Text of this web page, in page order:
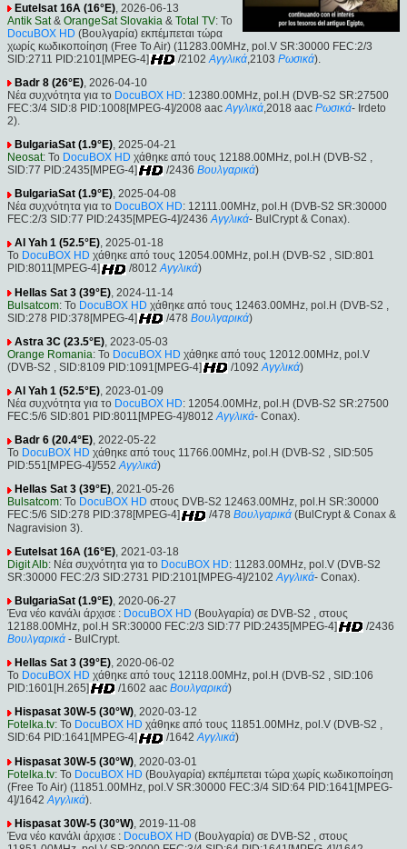
Eutelsat 16A (16°E) , 2026-06-13
Antik Sat& OrangeSat Slovakia & Total TV: Το
DocuBOX HD (Βουλγαρία) εκπέμπεται τώρα
χωρίς κωδικοποίηση (Free To Air) (11283.00MHz, pol.V SR:30000 FEC:2/3
SID:2711 PID:2101[MPEG-4]
/2102 Αγγλικά ,2103 Ρωσικά).
Badr 8 (26°E), 2026-04-10
Νέα συχνότητα για το DocuBOX HD: 12380.00MHz, pol.H (DVB-S2 SR:27500
FEC:3/4 SID:8 PID:1008[MPEG-4]/2008 aac Αγγλικά,2018 aac Ρωσικά- Irdeto
2).
BulgariaSat (1.9°E), 2025-04-21
Neosat: Το DocuBOX HD χάθηκε από τους 12188.00MHz, pol.H (DVB-S2 ,
SID:77 PID:2435[MPEG-4]
/2436 Βουλγαρικά)
BulgariaSat (1.9°E), 2025-04-08
Νέα συχνότητα για το DocuBOX HD: 12111.00MHz, pol.H (DVB-S2 SR:30000
FEC:2/3 SID:77 PID:2435[MPEG-4]/2436 Αγγλικά- BulCrypt & Conax).
Al Yah 1 (52.5°E), 2025-01-18
Το DocuBOX HD χάθηκε από τους 12054.00MHz, pol.H (DVB-S2 , SID:801
PID:8011[MPEG-4]
/8012 Αγγλικά)
Hellas Sat 3 (39°E) , 2024-11-14
Bulsatcom: Το DocuBOX HD χάθηκε από τους 12463.00MHz, pol.H (DVB-S2 ,
SID:278 PID:378[MPEG-4]
/478 Βουλγαρικά)
Astra 3C (23.5°E), 2023-05-03
Orange Romania: Το DocuBOX HD χάθηκε από τους 12012.00MHz, pol.V
(DVB-S2 , SID:8109 PID:1091[MPEG-4]
/1092 Αγγλικά)
Al Yah 1 (52.5°E), 2023-01-09
Νέα συχνότητα για το DocuBOX HD: 12054.00MHz, pol.H (DVB-S2 SR:27500
FEC:5/6 SID:801 PID:8011[MPEG-4]/8012 Αγγλικά- Conax).
Badr 6 (20.4°E), 2022-05-22
Το DocuBOX HD χάθηκε από τους 11766.00MHz, pol.H (DVB-S2 , SID:505
PID:551[MPEG-4]/552 Αγγλικά)
Hellas Sat 3 (39°E), 2021-05-26
Bulsatcom: Το DocuBOX HD στους DVB-S2 12463.00MHz, pol.H SR:30000
FEC:5/6 SID:278 PID:378[MPEG-4]
/478 Βουλγαρικά (BulCrypt & Conax &
Nagravision 3).
Eutelsat 16A (16°E) , 2021-03-18
Digit Alb: Νέα συχνότητα για το DocuBOX HD: 11283.00MHz, pol.V (DVB-S2
SR:30000 FEC:2/3 SID:2731 PID:2101[MPEG-4]/2102 Αγγλικά- Conax).
BulgariaSat (1.9°E) , 2020-06-27
Ένα νέο κανάλι άρχισε : DocuBOX HD (Βουλγαρία) σε DVB-S2 , στους
12188.00MHz, pol.H SR:30000 FEC:2/3 SID:77 PID:2435[MPEG-4]
/2436
Βουλγαρικά - BulCrypt.
Hellas Sat 3 (39°E), 2020-06-02
Το DocuBOX HD χάθηκε από τους 12118.00MHz, pol.H (DVB-S2 , SID:106
PID:1601[H.265]
/1602 aac Βουλγαρικά)
Hispasat 30W-5 (30°W), 2020-03-12
Fotelka.tv: Το DocuBOX HD χάθηκε από τους 11851.00MHz, pol.V (DVB-S2 ,
SID:64 PID:1641[MPEG-4]
/1642 Αγγλικά)
Hispasat 30W-5 (30°W) , 2020-03-01
Fotelka.tv: Το DocuBOX HD (Βουλγαρία) εκπέμπεται τώρα χωρίς κωδικοποίηση
(Free To Air) (11851.00MHz, pol.V SR:30000 FEC:3/4 SID:64 PID:1641[MPEG-
4]/1642 Αγγλικά).
Hispasat 30W-5 (30°W) , 2019-11-08
Ένα νέο κανάλι άρχισε : DocuBOX HD (Βουλγαρία) σε DVB-S2 , στους